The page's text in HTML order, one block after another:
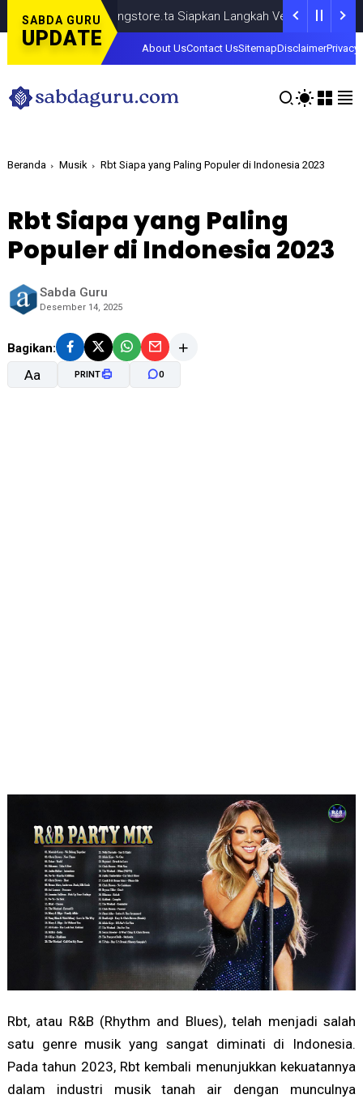
SABDA GURU
UPDATE
@samsungstore.ta Siapkan Langkah Verifikasi Resmi NEWS
About UsContact UsSitemapDisclaimerPrivacy
Beranda Musik Rbt Siapa yang Paling Populer di Indonesia 2023
Rbt Siapa yang Paling
Populer di Indonesia 2023
Sabda Guru
Desember 14, 2025
Bagikan:
Aa PRINT 0
Rbt, atau R&B (Rhythm and Blues), telah menjadi salah
satu genre musik yang sangat diminati di Indonesia.
Pada tahun 2023, Rbt kembali menunjukkan kekuatannya
dalam industri musik tanah air dengan munculnya